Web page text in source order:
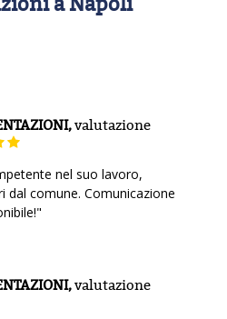
valutazione
nel suo lavoro,
dal comune. Comunicazione
valutazione